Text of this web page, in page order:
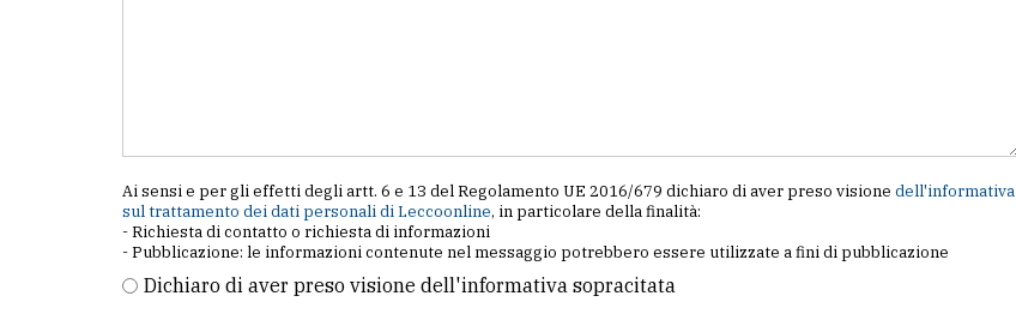
Ai sensi e per gli effetti degli artt. 6 e 13 del Regolamento UE 2016/679 dichiaro di aver preso visione dell'informativa
sul trattamento dei dati personali di Leccoonline, in particolare della finalità:
- Richiesta di contatto o richiesta di informazioni
- Pubblicazione: le informazioni contenute nel messaggio potrebbero essere utilizzate a fini di pubblicazione
Dichiaro di aver preso visione dell'informativa sopracitata